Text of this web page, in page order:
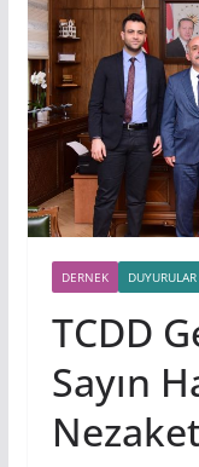
DERNEK DUYURULAR
TCDD
Sayın